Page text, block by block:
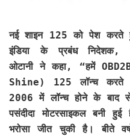
नई शाइन 125 को पेश
इंडिया के प्रबंध
ओटानीने कहा, “हमें
Shine) 125 लॉन्च करते
2006 में लॉन्च होने के बाद
पसंदीदा मोटरसाइकल बनी
भरोसा जीत चुकी है। बीते